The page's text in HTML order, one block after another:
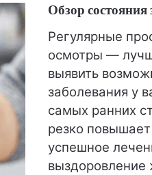
Обзор состояния
Регулярные
осмотры —
выявить
заболевания у
самых ранних
резко
успешное
выздоровление